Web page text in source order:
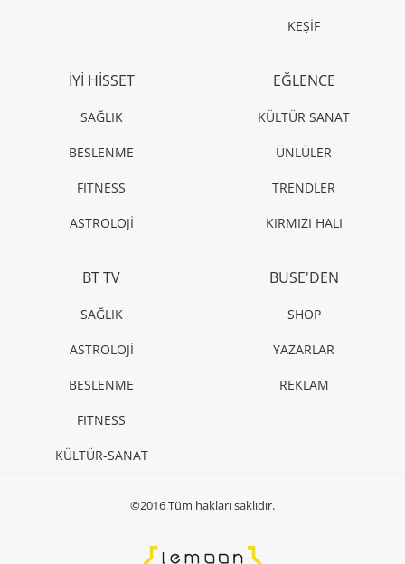
KEŞİF
İYİ HİSSET
SAĞLIK
BESLENME
FITNESS
ASTROLOJİ
EĞLENCE
KÜLTÜR SANAT
ÜNLÜLER
TRENDLER
KIRMIZI HALI
BT TV
SAĞLIK
ASTROLOJİ
BESLENME
FITNESS
KÜLTÜR-SANAT
BUSE'DEN
SHOP
YAZARLAR
REKLAM
©2016 Tüm hakları saklıdır.